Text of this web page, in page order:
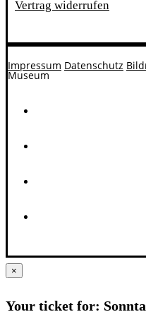
Vertrag widerrufen
Impressum Datenschutz
Museum
×
Your ticket for: